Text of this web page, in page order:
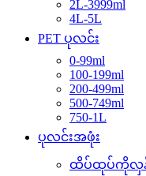
2L-3999ml
4L-5L
PET ပုလင်း
0-99ml
100-199ml
200-499ml
500-749ml
750-1L
ပုလင်းအဖုံး
ထိပ်ထုပ်ကိုလှန်